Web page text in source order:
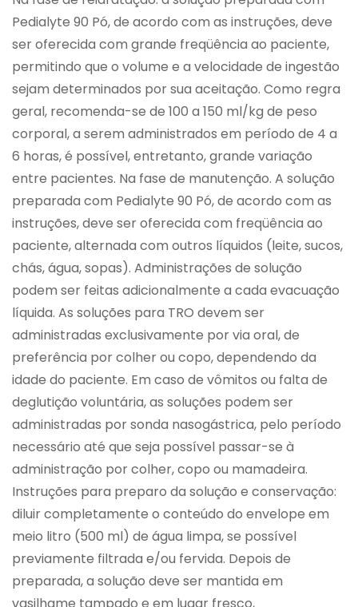
Pedialyte 90 Pó, de acordo com as instruções, deve
ser oferecida com grande freqüência ao paciente,
permitindo que o volume e a velocidade de ingestão
sejam determinados por sua aceitação. Como regra
geral, recomenda-se de 100 a 150 ml/kg de peso
corporal, a serem administrados em período de 4 a
6 horas, é possível, entretanto, grande variação
entre pacientes. Na fase de manutenção. A solução
preparada com Pedialyte 90 Pó, de acordo com as
instruções, deve ser oferecida com freqüência ao
paciente, alternada com outros líquidos (leite, sucos,
chás, água, sopas). Administrações de solução
podem ser feitas adicionalmente a cada evacuação
líquida. As soluções para TRO devem ser
administradas exclusivamente por via oral, de
preferência por colher ou copo, dependendo da
idade do paciente. Em caso de vômitos ou falta de
deglutição voluntária, as soluções podem ser
administradas por sonda nasogástrica, pelo período
necessário até que seja possível passar-se à
administração por colher, copo ou mamadeira.
Instruções para preparo da solução e conservação:
diluir completamente o conteúdo do envelope em
meio litro (500 ml) de água limpa, se possível
previamente filtrada e/ou fervida. Depois de
preparada, a solução deve ser mantida em
vasilhame tampado e em lugar fresco,